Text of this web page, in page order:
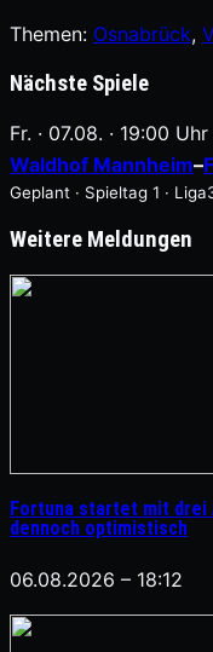
Themen: Osnabrück,
Nächste Spiele
Fr. · 07.08. · 19:00 Uhr
Waldhof Mannheim–
Geplant · Spieltag 1 ·
Weitere Meldungen
Fortuna startet mit drei
dennoch optimistisch
06.08.2026 – 18:12